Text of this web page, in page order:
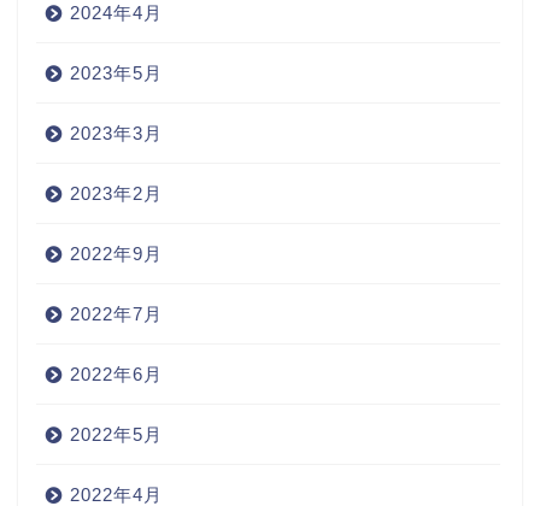
2024年4月
2023年5月
2023年3月
2023年2月
2022年9月
2022年7月
2022年6月
2022年5月
2022年4月